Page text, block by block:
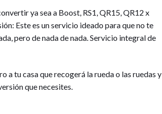
ya sea a Boost, RS1, QR15, QR12 x
Este es un servicio ideado para que no te
pero de nada de nada. Servicio integral de
a tu casa que recogerá la rueda o las ruedas y
que necesites.